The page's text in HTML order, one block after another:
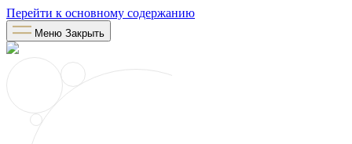
Перейти к основному содержанию
Меню Закрыть